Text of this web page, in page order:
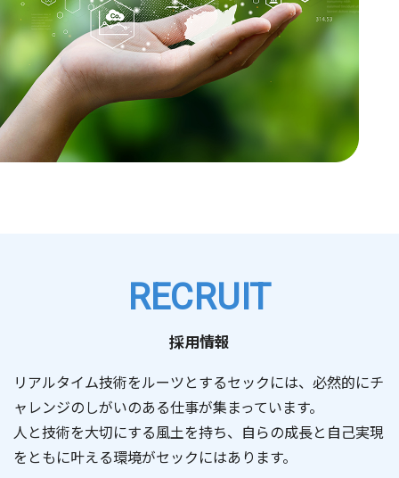
RECRUIT
採用情報
リアルタイム技術をルーツとするセックには、必然的にチ
ャレンジのしがいのある仕事が集まっています。
人と技術を大切にする風土を持ち、自らの成長と自己実現
をともに叶える環境がセックにはあります。